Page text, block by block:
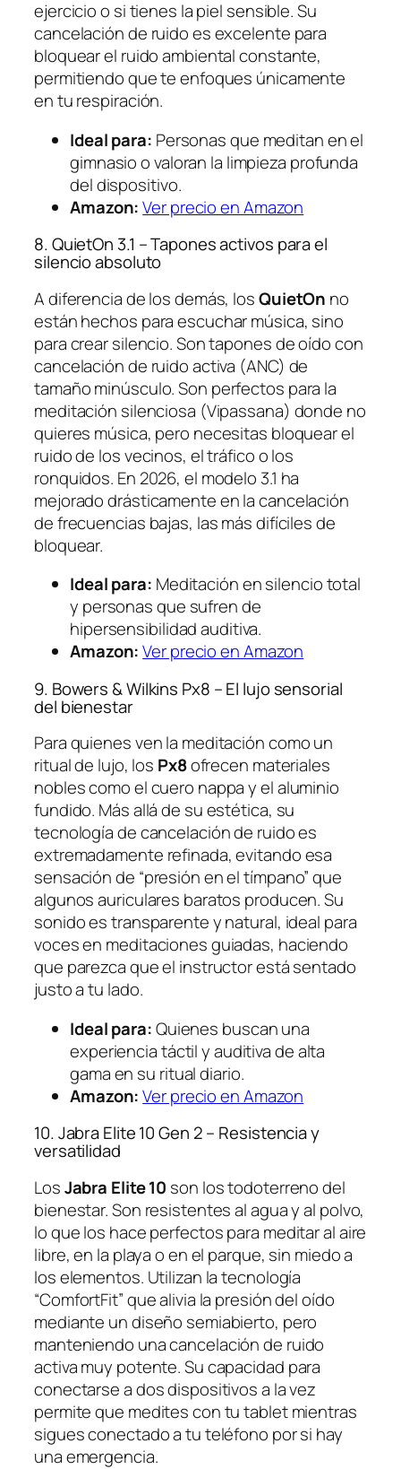
ejercicio o si tienes la piel sensible. Su
cancelación de ruido es excelente para
bloquear el ruido ambiental constante,
permitiendo que te enfoques únicamente
en tu respiración.
Ideal para: Personas que meditan en el
gimnasio o valoran la limpieza profunda
del dispositivo.
Amazon: Ver precio en Amazon
8. QuietOn 3.1 – Tapones activos para el
silencio absoluto
A diferencia de los demás, losQuietOn no
están hechos para escuchar música, sino
para crear silencio. Son tapones de oído con
cancelación de ruido activa (ANC) de
tamaño minúsculo. Son perfectos para la
meditación silenciosa (Vipassana) donde no
quieres música, pero necesitas bloquear el
ruido de los vecinos, el tráfico o los
ronquidos. En 2026, el modelo 3.1 ha
mejorado drásticamente en la cancelación
de frecuencias bajas, las más difíciles de
bloquear.
Ideal para: Meditación en silencio total
y personas que sufren de
hipersensibilidad auditiva.
Amazon: Ver precio en Amazon
9. Bowers & Wilkins Px8 – El lujo sensorial
del bienestar
Para quienes ven la meditación como un
ritual de lujo, los Px8ofrecen materiales
nobles como el cuero nappa y el aluminio
fundido. Más allá de su estética, su
tecnología de cancelación de ruido es
extremadamente refinada, evitando esa
sensación de “presión en el tímpano” que
algunos auriculares baratos producen. Su
sonido es transparente y natural, ideal para
voces en meditaciones guiadas, haciendo
que parezca que el instructor está sentado
justo a tu lado.
Ideal para:Quienes buscan una
experiencia táctil y auditiva de alta
gama en su ritual diario.
Amazon: Ver precio en Amazon
10. Jabra Elite 10 Gen 2 – Resistencia y
versatilidad
LosJabra Elite 10 son los todoterreno del
bienestar. Son resistentes al agua y al polvo,
lo que los hace perfectos para meditar al aire
libre, en la playa o en el parque, sin miedo a
los elementos. Utilizan la tecnología
“ComfortFit” que alivia la presión del oído
mediante un diseño semiabierto, pero
manteniendo una cancelación de ruido
activa muy potente. Su capacidad para
conectarse a dos dispositivos a la vez
permite que medites con tu tablet mientras
sigues conectado a tu teléfono por si hay
una emergencia.